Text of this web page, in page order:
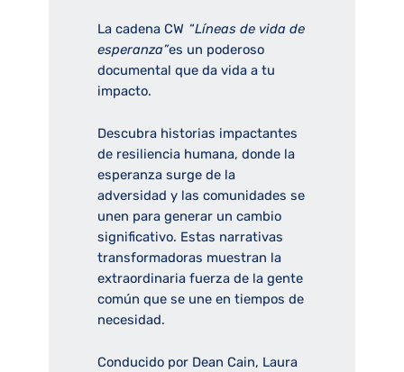
La cadena CW “Líneas de vida de
esperanza”es un poderoso
documental que da vida a tu
impacto.
Descubra historias impactantes
de resiliencia humana, donde la
esperanza surge de la
adversidad y las comunidades se
unen para generar un cambio
significativo. Estas narrativas
transformadoras muestran la
extraordinaria fuerza de la gente
común que se une en tiempos de
necesidad.
Conducido por Dean Cain, Laura